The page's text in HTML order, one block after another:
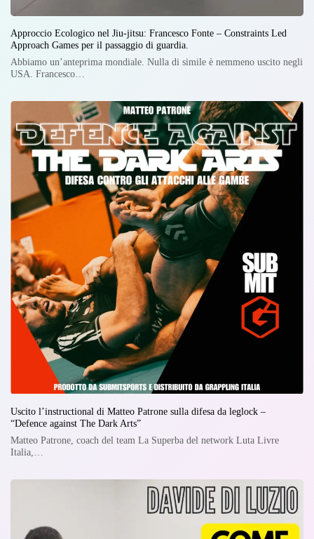
Approccio Ecologico nel Jiu-jitsu: Francesco Fonte – Constraints Led
Approach Games per il passaggio di guardia.
Abbiamo un’anteprima mondiale. Nulla di simile è nemmeno uscito negli
USA. Francesco…
Uscito l’instructional di Matteo Patrone sulla difesa da leglock –
“Defence against The Dark Arts”
Matteo Patrone, coach del team La Superba del network Luta Livre
Italia,…